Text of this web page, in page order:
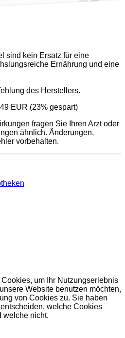
sind kein Ersatz für eine
Ernährung und eine
des Herstellers.
EUR (23% gespart)
fragen Sie Ihren Arzt oder
ähnlich. Änderungen,
vorbehalten.
um Ihr Nutzungserlebnis
Website benutzen möchten,
von Cookies zu. Sie haben
welche Cookies
welche nicht.